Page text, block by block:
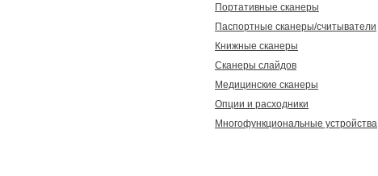
Портативные сканеры
Паспортные сканеры/считыватели
Книжные сканеры
Сканеры слайдов
Медицинские сканеры
Опции и расходники
Многофункциональные устройства